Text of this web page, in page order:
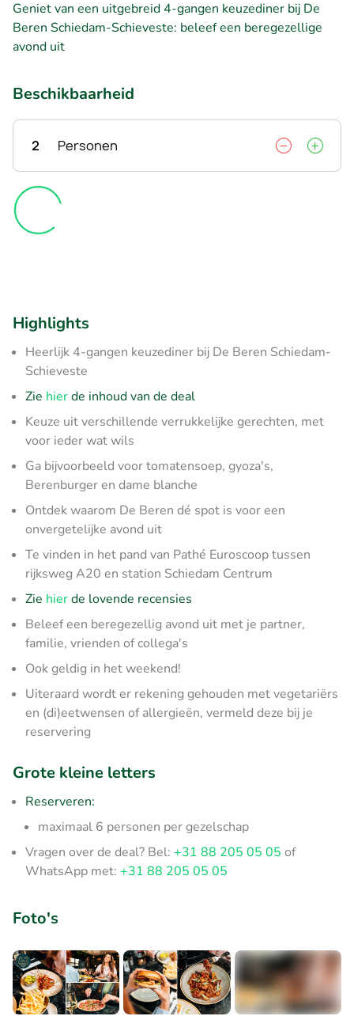
Geniet van een uitgebreid 4-gangen keuzediner bij De
Beren Schiedam-Schieveste: beleef een beregezellige
avond uit
Beschikbaarheid
2 Personen
Highlights
Heerlijk 4-gangen keuzediner bij De Beren Schiedam-
Schieveste
Zie hierde inhoud van de deal
Keuze uit verschillende verrukkelijke gerechten, met
voor ieder wat wils
Ga bijvoorbeeld voor tomatensoep, gyoza's,
Berenburger en dame blanche
Ontdek waarom De Beren dé spot is voor een
onvergetelijke avond uit
Te vinden in het pand van Pathé Euroscoop tussen
rijksweg A20 en station Schiedam Centrum
Zie hierde lovende recensies
Beleef een beregezellig avond uit met je partner,
familie, vrienden of collega's
Ook geldig in het weekend!
Uiteraard wordt er rekening gehouden met vegetariërs
en (di)eetwensen of allergieën, vermeld deze bij je
reservering
Grote kleine letters
Reserveren:
maximaal 6 personen per gezelschap
Vragen over de deal? Bel: +31 88 205 05 05 of
WhatsApp met: +31 88 205 05 05
Foto's